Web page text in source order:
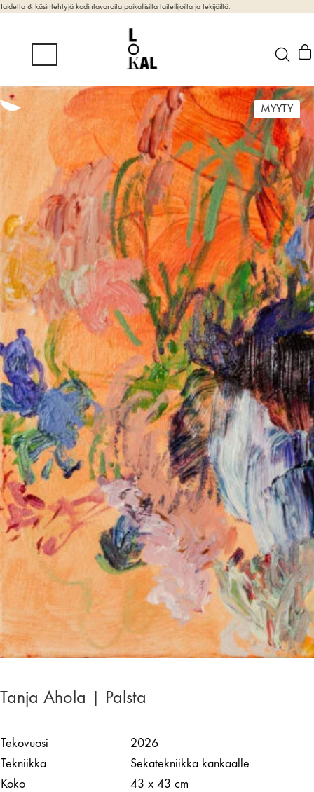
Taidetta & käsintehtyjä kodintavaroita paikallisilta taiteilijoilta ja tekijöiltä.
MYYTY
Tanja Ahola | Palsta
Tekovuosi
2026
Tekniikka
Sekatekniikka kankaalle
Koko
43 x 43 cm